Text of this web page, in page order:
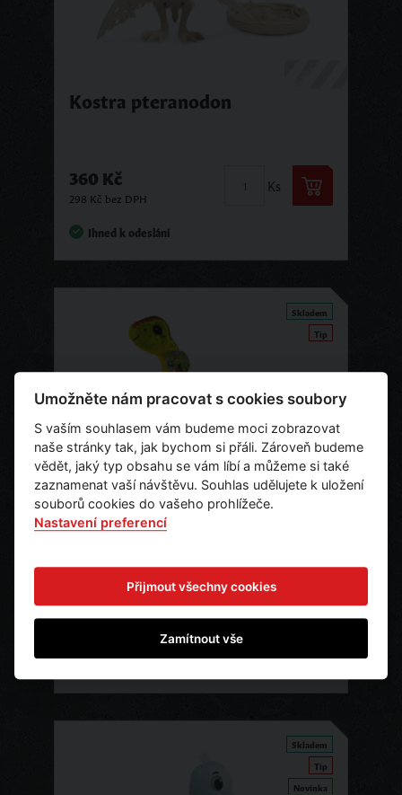
Kostra pteranodon
360 Kč
298 Kč bez DPH
Ks
Ihned k odeslání
Skladem
Tip
Plyšová hračka Brachiosaurus
290 Kč Ks
Skladem
Tip
Novinka
Umožněte nám pracovat s cookies soubory
S vaším souhlasem vám budeme moci zobrazovat
naše stránky tak, jak bychom si přáli. Zároveň budeme
vědět, jaký typ obsahu se vám líbí a můžeme si také
zaznamenat vaší návštěvu. Souhlas udělujete k uložení
souborů cookies do vašeho prohlížeče.
Nastavení preferencí
Přijmout všechny cookies
Zamítnout vše